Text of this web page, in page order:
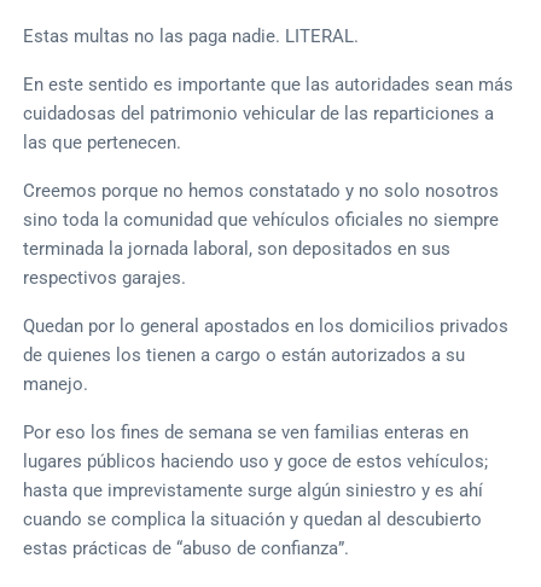
Estas multas no las paga nadie. LITERAL.
En este sentido es importante que las autoridades sean más
cuidadosas del patrimonio vehicular de las reparticiones a
las que pertenecen.
Creemos porque no hemos constatado y no solo nosotros
sino toda la comunidad que vehículos oficiales no siempre
terminada la jornada laboral, son depositados en sus
respectivos garajes.
Quedan por lo general apostados en los domicilios privados
de quienes los tienen a cargo o están autorizados a su
manejo.
Por eso los fines de semana se ven familias enteras en
lugares públicos haciendo uso y goce de estos vehículos;
hasta que imprevistamente surge algún siniestro y es ahí
cuando se complica la situación y quedan al descubierto
estas prácticas de “abuso de confianza”.